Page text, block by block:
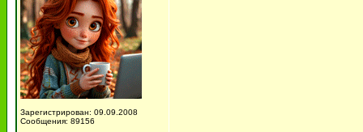
Зарегистрирован: 09.09.2008
Сообщения: 89156